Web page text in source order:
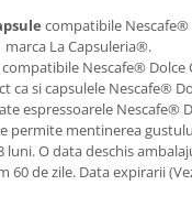
compatibile
marca La Capsuleria®.
compatibile Nescafe®
ca si capsulele Nescafe®
espressoarele Nescafe®
permite mentinerea
O data deschis
60 de zile. Data expirarii